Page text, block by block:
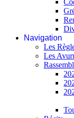
Navigation
Les
Les